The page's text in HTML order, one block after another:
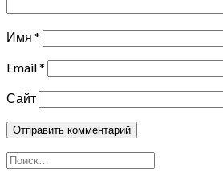
Имя *
Email*
Сайт
Искать: